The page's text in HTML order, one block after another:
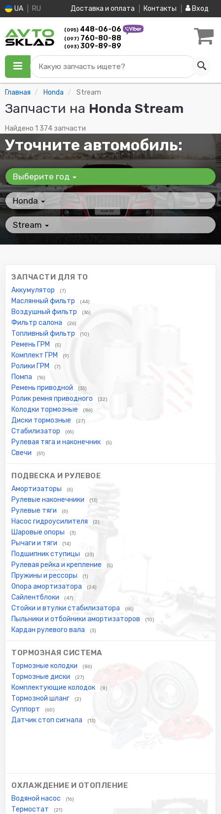
UA RU Доставка и оплата Контакты Вход
(095) 448-06-06
(097) 760-80-88
(093) 309-89-89
Какую запчасть ищете?
Главная Honda Stream
Запчасти на Honda Stream
Найдено 1 374 запчасти
Уточните автомобиль:
Выберите год
Honda
Stream
ЗАПЧАСТИ ДЛЯ ТО
Аккумулятор (7)
Маслянный фильтр (44)
Воздушный фильтр (36)
Фильтр салона (26)
Топливный фильтр (10)
Ремень ГРМ (5)
Комплект ГРМ (9)
Ролики ГРМ (7)
Помпа (16)
Ремень приводной (33)
Ролик ремня приводного (22)
Колодки тормозные (86)
Диски тормозные (27)
Стабилизатор (65)
Рулевая тяга и наконечник (5)
Свечи (51)
ПОДВЕСКА И РУЛЕВОЕ
Амортизаторы (6)
Рулевые наконечники (13)
Рулевые тяги (6)
Насос гидроусилителя (2)
Шаровые опоры (3)
Рычаги и тяги (14)
Подшипник ступицы (23)
Рулевая рейка и крепление (5)
Пружины и рессоры (1)
Опора амортизатора (24)
Сайлентблоки (47)
Стойки и втулки стабилизатора (65)
Пыльники и отбойники амортизаторов (10)
Кардан рулевого вала (3)
ТОРМОЗНАЯ СИСТЕМА
Тормозные колодки (86)
Тормозные диски (27)
Комплектующие колодок (8)
Тормозной шланг (2)
Суппорт (60)
Датчик стоп сигнала (13)
ОХЛАЖДЕНИЕ И ОТОПЛЕНИЕ
Водяной насос (16)
Термостат (21)